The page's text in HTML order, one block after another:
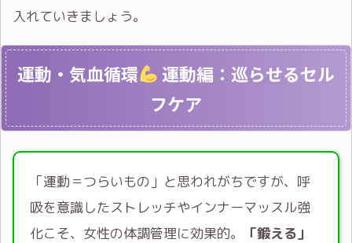
入れていきましょう。
運動・気血循環
運動編：巡らせるセル
フケア
「運動＝つらいもの」と思われがちですが、呼
吸を意識したストレッチやインナーマッスル強
化こそ、女性の体調管理に効果的。
「鍛える」